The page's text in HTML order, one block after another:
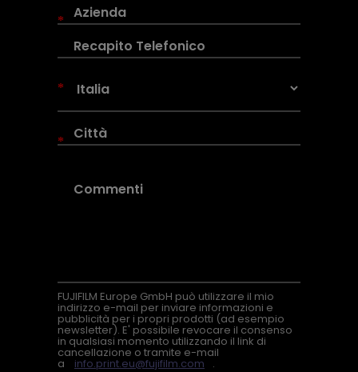
*
*
*
FUJIFILM Europe GmbH può utilizzare il mio
indirizzo e-mail per inviare informazioni e
pubblicità per i propri prodotti (ad esempio
newsletter). E' possibile revocare il consenso
in qualsiasi momento utilizzando il link di
cancellazione o tramite e-mail
a info.print.eu@fujifilm.com .